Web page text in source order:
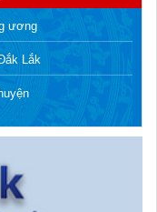
ương
Lắk